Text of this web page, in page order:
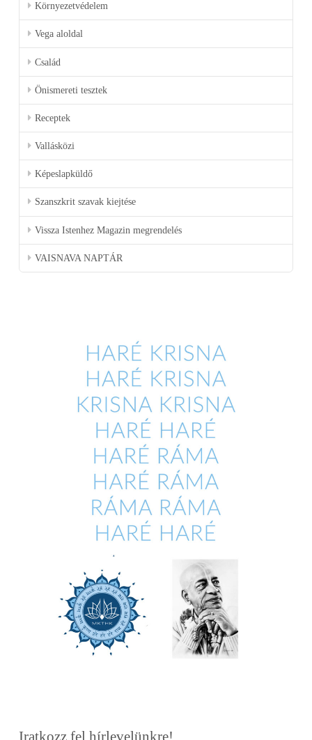
Környezetvédelem
Vega aloldal
Család
Önismereti tesztek
Receptek
Vallásközi
Képeslapküldő
Szanszkrit szavak kiejtése
Vissza Istenhez Magazin megrendelés
VAISNAVA NAPTÁR